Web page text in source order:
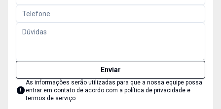
Enviar
As informações serão utilizadas para que a nossa equipe possa
entrar em contato de acordo com a política de privacidade e
termos de serviço